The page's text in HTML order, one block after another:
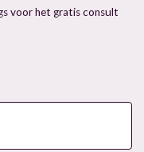
voor het gratis consult